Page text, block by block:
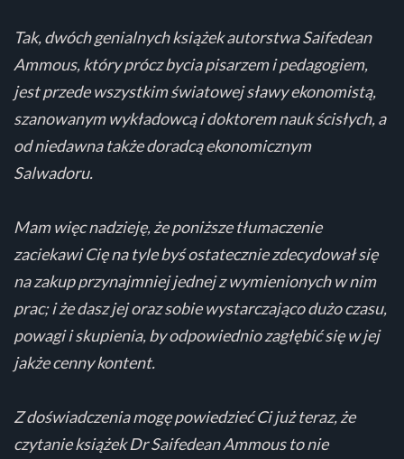
Tak, dwóch genialnych książek autorstwa Saifedean
Ammous, który prócz bycia pisarzem i pedagogiem,
jest przede wszystkim światowej sławy ekonomistą,
szanowanym wykładowcą i doktorem nauk ścisłych, a
od niedawna także doradcą ekonomicznym
Salwadoru.
Mam więc nadzieję, że poniższe tłumaczenie
zaciekawi Cię na tyle byś ostatecznie zdecydował się
na zakup przynajmniej jednej z wymienionych w nim
prac; i że dasz jej oraz sobie wystarczająco dużo czasu,
powagi i skupienia, by odpowiednio zagłębić się w jej
jakże cenny kontent.
Z doświadczenia mogę powiedzieć Ci już teraz, że
czytanie książek Dr Saifedean Ammous to nie